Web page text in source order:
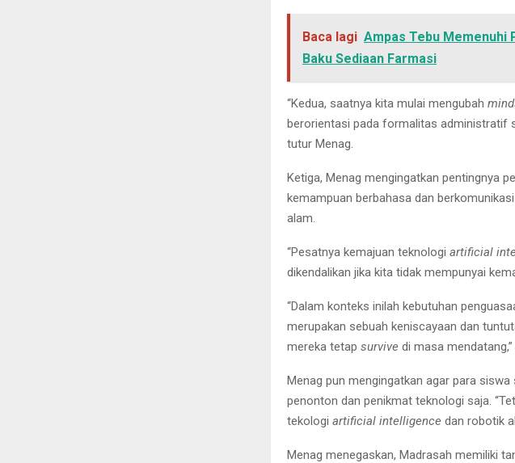
Baca lagi Ampas Tebu Memenuhi
Baku Sediaan Farmasi
“Kedua, saatnya kita mulai mengubah
berorientasi pada formalitas administratif
tutur Menag.
Ketiga, Menag mengingatkan pentingnya
kemampuan berbahasa dan
alam.
“Pesatnya kemajuan teknologi artificial
dikendalikan jika kita tidak mempunyai
“Dalam konteks inilah kebutuhan
merupakan sebuah keniscayaan dan
mereka tetap survive di masa
Menag pun mengingatkan agar para
penonton dan penikmat teknologi saja.
tekologi artificial intelligence dan robotik
Menag menegaskan, Madrasah memiliki